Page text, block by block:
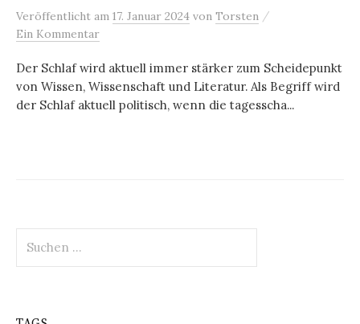
Veröffentlicht am 17. Januar 2024 von Torsten /
Ein Kommentar
Der Schlaf wird aktuell immer stärker zum Scheidepunkt
von Wissen, Wissenschaft und Literatur. Als Begriff wird
der Schlaf aktuell politisch, wenn die tagesscha...
nach: